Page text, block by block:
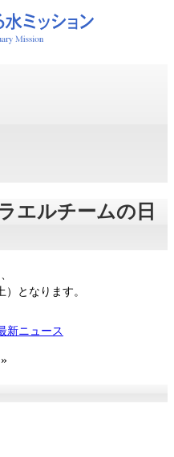
エルチームの日
）となります。
新ニュース
»